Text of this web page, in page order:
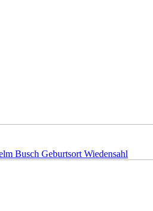
Busch Geburtsort Wiedensahl